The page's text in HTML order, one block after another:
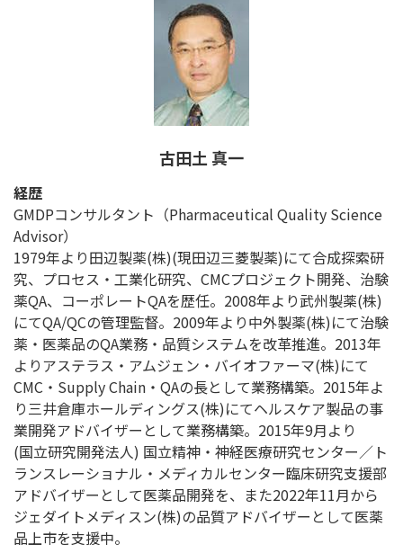
古田土 真一
経歴
GMDPコンサルタント（Pharmaceutical Quality Science
Advisor）
1979年より田辺製薬(株)(現田辺三菱製薬)にて合成探索研
究、プロセス・工業化研究、CMCプロジェクト開発、治験
薬QA、コーポレートQAを歴任。2008年より武州製薬(株)
にてQA/QCの管理監督。2009年より中外製薬(株)にて治験
薬・医薬品のQA業務・品質システムを改革推進。2013年
よりアステラス・アムジェン・バイオファーマ(株)にて
CMC・Supply Chain・QAの長として業務構築。2015年よ
り三井倉庫ホールディングス(株)にてヘルスケア製品の事
業開発アドバイザーとして業務構築。2015年9月より
(国立研究開発法人) 国立精神・神経医療研究センター／ト
ランスレーショナル・メディカルセンター臨床研究支援部
アドバイザーとして医薬品開発を、また2022年11月から
ジェダイトメディスン(株)の品質アドバイザーとして医薬
品上市を支援中。